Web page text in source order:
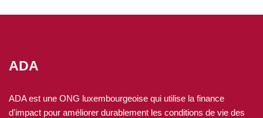
ADA
ADA est une ONG luxembourgeoise qui utilise la finance
d'impact pour améliorer durablement les conditions de vie des